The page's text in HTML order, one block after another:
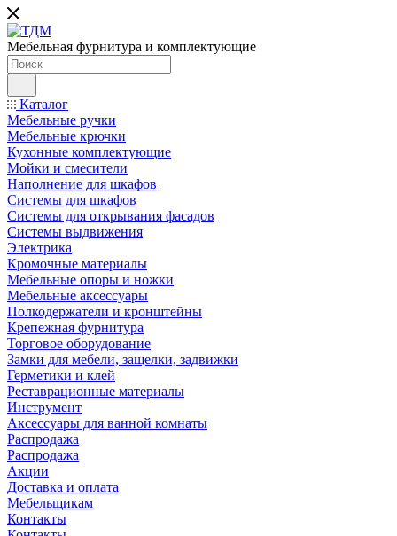
Мебельная фурнитура и комплектующие
Каталог
Мебельные ручки
Мебельные крючки
Кухонные комплектующие
Мойки и смесители
Наполнение для шкафов
Cистемы для шкафов
Системы для открывания фасадов
Системы выдвижения
Электрика
Кромочные материалы
Мебельные опоры и ножки
Мебельные аксессуары
Полкодержатели и кронштейны
Крепежная фурнитура
Торговое оборудование
Замки для мебели, защелки, задвижки
Герметики и клей
Реставрационные материалы
Инструмент
Аксессуары для ванной комнаты
Распродажа
Распродажа
Акции
Доставка и оплата
Мебельщикам
Контакты